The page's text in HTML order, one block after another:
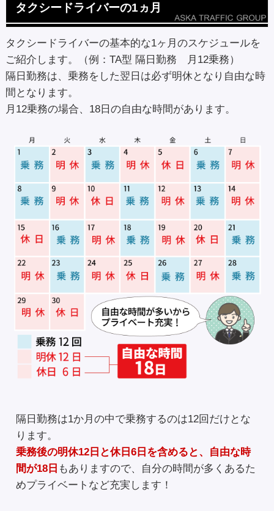
タクシードライバーの1ヵ月
タクシードライバーの基本的な1ヶ月のスケジュールを
ご紹介します。（例：TA型 隔日勤務 月12乗務）
隔日勤務は、乗務をした翌日は必ず明休となり自由な時
間となります。
月12乗務の場合、18日の自由な時間があります。
隔日勤務は1か月の中で乗務するのは12回だけとな
ります。
乗務後の明休12日と休日6日を含めると、自由な時
間が18日 もありますので、自分の時間が多くあるた
めプライベートなど充実します！